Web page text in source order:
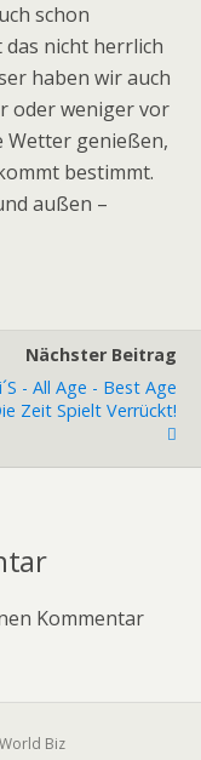
schon
das nicht herrlich
haben wir auch
oder weniger vor
Wetter genießen,
bestimmt.
außen –
Nächster Beitrag
- All Age - Best Age
Zeit Spielt Verrückt!
Kommentar
Biz